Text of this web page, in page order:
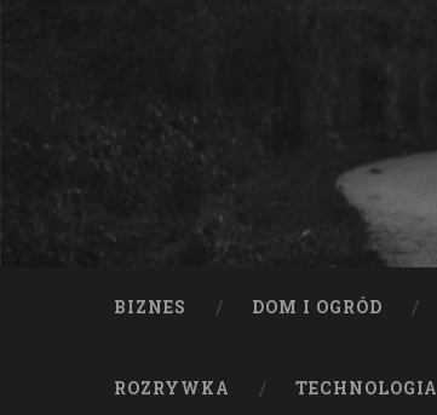
BIZNES DOM I OGRÓD
ROZRYWKA TECHNOLOGIA